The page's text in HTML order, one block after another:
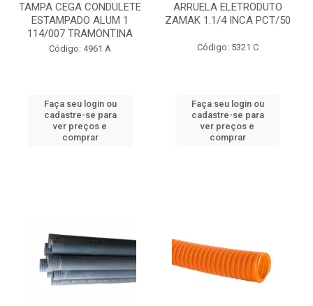
TAMPA CEGA CONDULETE
ESTAMPADO ALUM 1
114/007 TRAMONTINA
Código: 4961 A
Faça seu login ou
cadastre-se para
ver preços e
comprar
ARRUELA ELETRODUTO
ZAMAK 1.1/4 INCA PCT/50
Código: 5321 C
Faça seu login ou
cadastre-se para
ver preços e
comprar